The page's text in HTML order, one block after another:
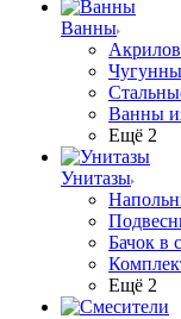
Ванны
Ванны
Ещё 2
Унитазы
Бачок в
Ещё 2